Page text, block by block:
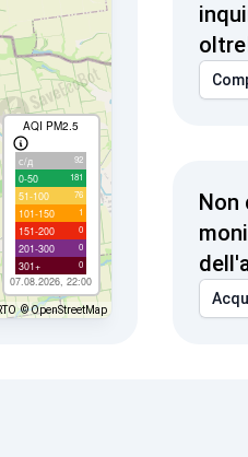
AQI PM2.5
с/д 92
0-50 181
51-100 76
101-150 1
151-200 0
201-300 0
301+ 0
07.08.2026, 22:00
© OpenStreetMap
Non